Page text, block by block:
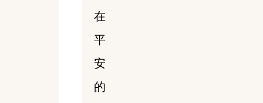
在
平
安
的